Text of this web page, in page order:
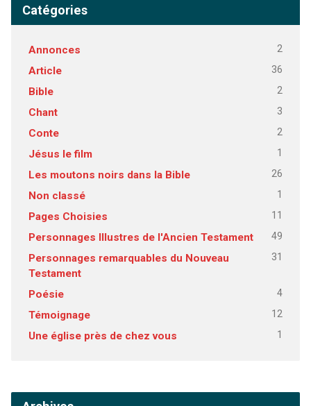
Catégories
Annonces 2
Article 36
Bible 2
Chant 3
Conte 2
Jésus le film 1
Les moutons noirs dans la Bible 26
Non classé 1
Pages Choisies 11
Personnages Illustres de l'Ancien Testament 49
Personnages remarquables du Nouveau
Testament
31
Poésie 4
Témoignage 12
Une église près de chez vous 1